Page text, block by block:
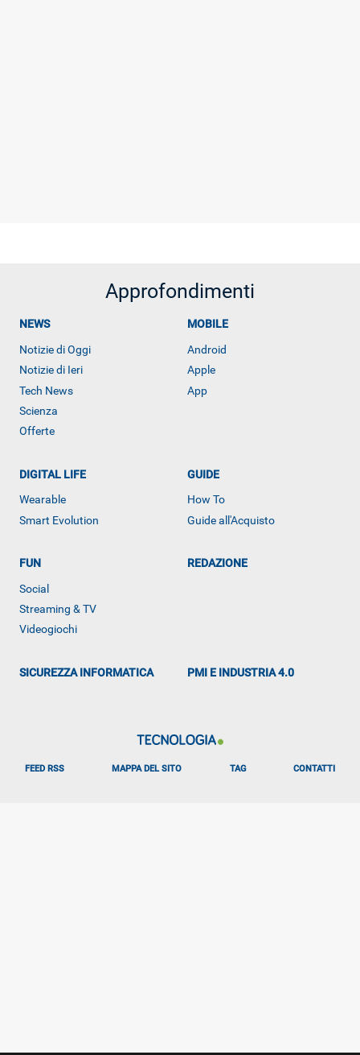
ALTRO
Approfondimenti
NEWS
Notizie di Oggi
Notizie di Ieri
Tech News
Scienza
Offerte
MOBILE
Android
Apple
App
DIGITAL LIFE
Wearable
Smart Evolution
GUIDE
How To
Guide all'Acquisto
FUN
Social
Streaming & TV
Videogiochi
REDAZIONE
SICUREZZA INFORMATICA PMI E INDUSTRIA 4.0
FEED RSS MAPPA DEL SITO TAG CONTATTI